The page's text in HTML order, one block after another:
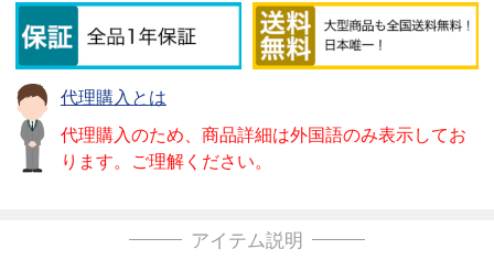
代理購入とは
代理購入のため、商品詳細は外国語のみ表示してお
ります。ご理解ください。
アイテム説明